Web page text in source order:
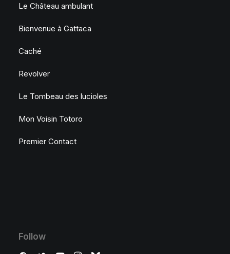
Le Château ambulant
Bienvenue à Gattaca
Caché
Revolver
Le Tombeau des lucioles
Mon Voisin Totoro
Premier Contact
Follow